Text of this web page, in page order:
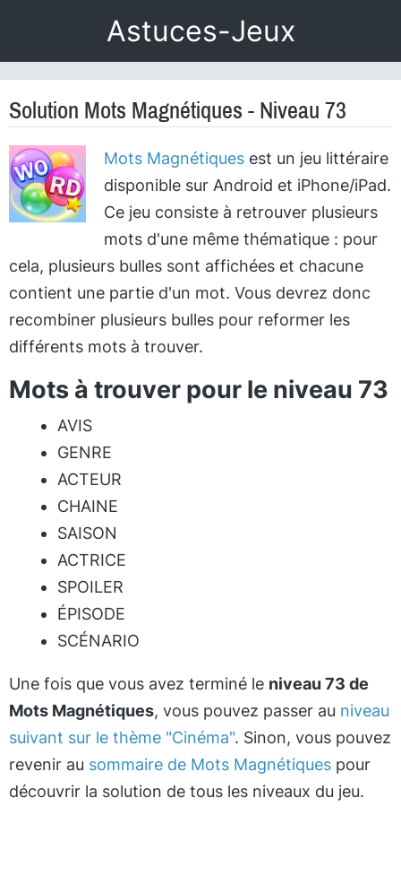
Astuces-Jeux
Solution Mots Magnétiques - Niveau 73
Mots Magnétiquesest un jeu littéraire
disponible sur Android et iPhone/iPad.
Ce jeu consiste à retrouver plusieurs
mots d'une même thématique : pour
cela, plusieurs bulles sont affichées et chacune
contient une partie d'un mot. Vous devrez donc
recombiner plusieurs bulles pour reformer les
différents mots à trouver.
Mots à trouver pour le niveau 73
AVIS
GENRE
ACTEUR
CHAINE
SAISON
ACTRICE
SPOILER
ÉPISODE
SCÉNARIO
Une fois que vous avez terminé le niveau 73 de
Mots Magnétiques, vous pouvez passer au niveau
suivant sur le thème "Cinéma". Sinon, vous pouvez
revenir au sommaire de Mots Magnétiques pour
découvrir la solution de tous les niveaux du jeu.